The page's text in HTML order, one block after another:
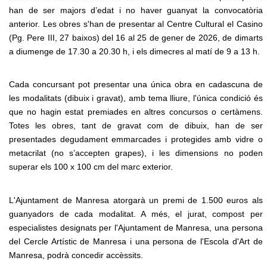
han de ser majors d’edat i no haver guanyat la convocatòria
anterior. Les obres s'han de presentar al Centre Cultural el Casino
(Pg. Pere III, 27 baixos) del 16 al 25 de gener de 2026, de dimarts
a diumenge de 17.30 a 20.30 h, i els dimecres al matí de 9 a 13 h.
Cada concursant pot presentar una única obra en cadascuna de
les modalitats (dibuix i gravat), amb tema lliure, l'única condició és
que no hagin estat premiades en altres concursos o certàmens.
Totes les obres, tant de gravat com de dibuix, han de ser
presentades degudament emmarcades i protegides amb vidre o
metacrilat (no s’accepten grapes), i les dimensions no poden
superar els 100 x 100 cm del marc exterior.
L'Ajuntament de Manresa atorgarà un premi de 1.500 euros als
guanyadors de cada modalitat. A més, el jurat, compost per
especialistes designats per l'Ajuntament de Manresa, una persona
del Cercle Artístic de Manresa i una persona de l'Escola d'Art de
Manresa, podrà concedir accèssits.